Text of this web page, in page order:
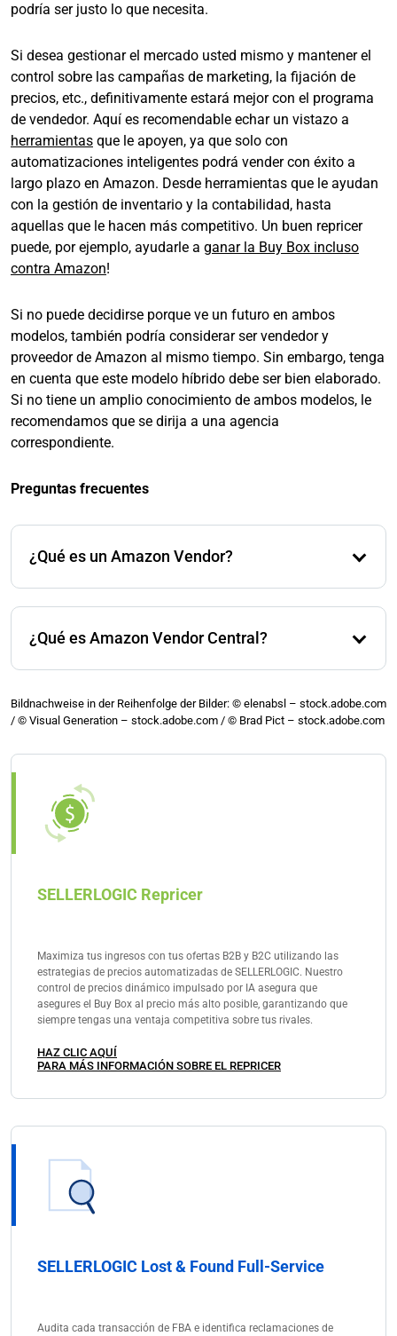
podría ser justo lo que necesita.
Si desea gestionar el mercado usted mismo y mantener el
control sobre las campañas de marketing, la fijación de
precios, etc., definitivamente estará mejor con el programa
de vendedor. Aquí es recomendable echar un vistazo a
herramientas que le apoyen, ya que solo con
automatizaciones inteligentes podrá vender con éxito a
largo plazo en Amazon. Desde herramientas que le ayudan
con la gestión de inventario y la contabilidad, hasta
aquellas que le hacen más competitivo. Un buen repricer
puede, por ejemplo, ayudarle a ganar la Buy Box incluso
contra Amazon!
Si no puede decidirse porque ve un futuro en ambos
modelos, también podría considerar ser vendedor y
proveedor de Amazon al mismo tiempo. Sin embargo, tenga
en cuenta que este modelo híbrido debe ser bien elaborado.
Si no tiene un amplio conocimiento de ambos modelos, le
recomendamos que se dirija a una agencia
correspondiente.
Preguntas frecuentes
¿Qué es un Amazon Vendor?
vende a los clientes finales a través de su plataforma
¿Qué es Amazon Vendor Central?
Amazon pueden gestionar su negocio. Allí se pueden,
por ejemplo, subir tablas de productos.
Bildnachweise in der Reihenfolge der Bilder: © elenabsl – stock.adobe.com
/ © Visual Generation – stock.adobe.com / © Brad Pict – stock.adobe.com
SELLERLOGIC Repricer
Maximiza tus ingresos con tus ofertas B2B y B2C utilizando las
estrategias de precios automatizadas de SELLERLOGIC. Nuestro
control de precios dinámico impulsado por IA asegura que
asegures el Buy Box al precio más alto posible, garantizando que
siempre tengas una ventaja competitiva sobre tus rivales.
HAZ CLIC AQUÍ
PARA MÁS INFORMACIÓN SOBRE EL REPRICER
SELLERLOGIC Lost & Found Full-Service
Audita cada transacción de FBA e identifica reclamaciones de